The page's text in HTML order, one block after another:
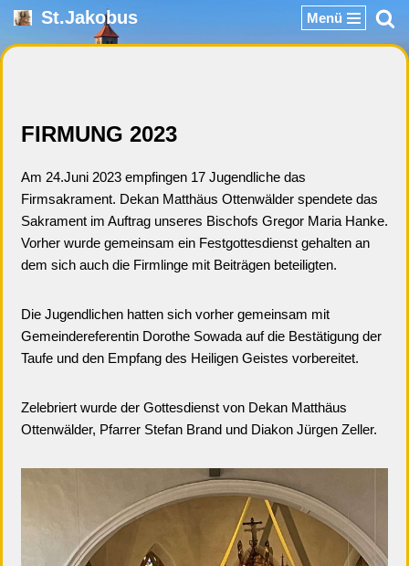
Zum
St.Jakobus Menü
FIRMUNG 2023
Am 24.Juni 2023 empfingen 17 Jugendliche das
Firmsakrament. Dekan Matthäus Ottenwälder spendete das
Sakrament im Auftrag unseres Bischofs Gregor Maria Hanke.
Vorher wurde gemeinsam ein Festgottesdienst gehalten an
dem sich auch die Firmlinge mit Beiträgen beteiligten.
Die Jugendlichen hatten sich vorher gemeinsam mit
Gemeindereferentin Dorothe Sowada auf die Bestätigung der
Taufe und den Empfang des Heiligen Geistes vorbereitet.
Zelebriert wurde der Gottesdienst von Dekan Matthäus
Ottenwälder, Pfarrer Stefan Brand und Diakon Jürgen Zeller.